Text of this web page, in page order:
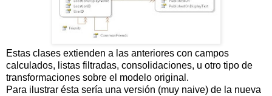
Estas clases extienden a las anteriores con campos
calculados, listas filtradas, consolidaciones, u otro tipo de
transformaciones sobre el modelo original.
Para ilustrar ésta sería una versión (muy naive) de la nueva